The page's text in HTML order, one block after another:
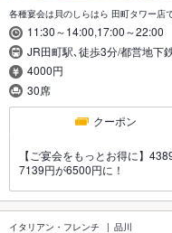
各種宴会は貝のしらはら 田町タワー店
11:30～14:00,17:00～22:00
JR田町駅､徒歩3分/都営地下
4000円
30席
クーポン
【ご宴会をもっとお得に】
7139円が6500円に！
イタリアン・フレンチ 品川